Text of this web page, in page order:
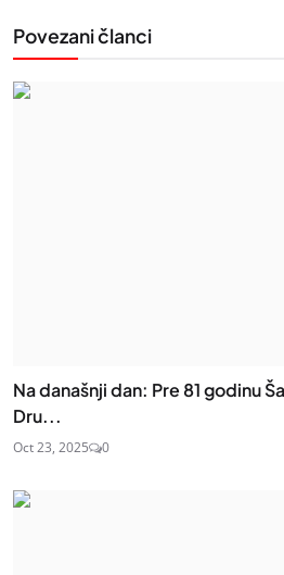
Povezani članci
Na današnji dan: Pre 81 godinu
Dru...
Oct 23, 2025 0